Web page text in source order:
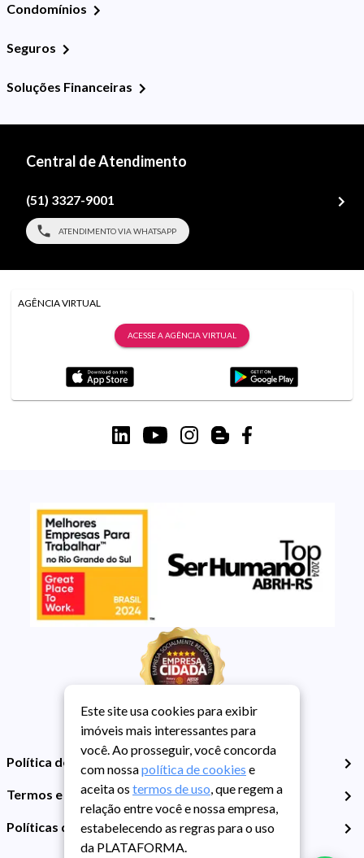
Condomínios
Seguros
Soluções Financeiras
Central de Atendimento
(51) 3327-9001
ATENDIMENTO VIA WHATSAPP
AGÊNCIA VIRTUAL
ACESSE A AGÊNCIA VIRTUAL
Política de Privacidade
Termos e Condições de Uso
Políticas de Cookies
Este site usa cookies para exibir
imóveis mais interessantes para
você. Ao prosseguir, você concorda
com nossapolítica de cookies e
aceita os termos de uso, que regem a
relação entre você e nossa empresa,
estabelecendo as regras para o uso
da PLATAFORMA.